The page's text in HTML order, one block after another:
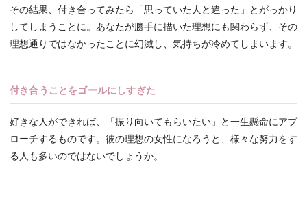
その結果、付き合ってみたら「思っていた人と違った」とがっかり
してしまうことに。あなたが勝手に描いた理想にも関わらず、その
理想通りではなかったことに幻滅し、気持ちが冷めてしまいます。
付き合うことをゴールにしすぎた
好きな人ができれば、「振り向いてもらいたい」と一生懸命にアプ
ローチするものです。彼の理想の女性になろうと、様々な努力をす
る人も多いのではないでしょうか。